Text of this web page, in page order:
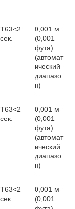
Т63<2
сек.
0,001 м
(0,001
фута)
(автомат
ический
диапазо
н)
Т63<2
сек.
0,001 м
(0,001
фута)
(автомат
ический
диапазо
н)
Т63<2
сек.
0,001 м
(0,001